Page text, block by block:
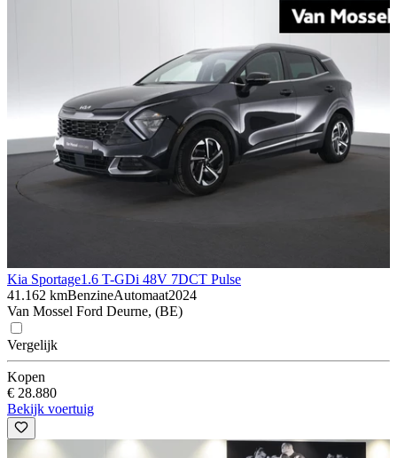
Kia Sportage1.6 T-GDi 48V 7DCT Pulse
41.162 kmBenzineAutomaat2024
Van Mossel Ford Deurne, (BE)
Vergelijk
Kopen
€ 28.880
Bekijk voertuig